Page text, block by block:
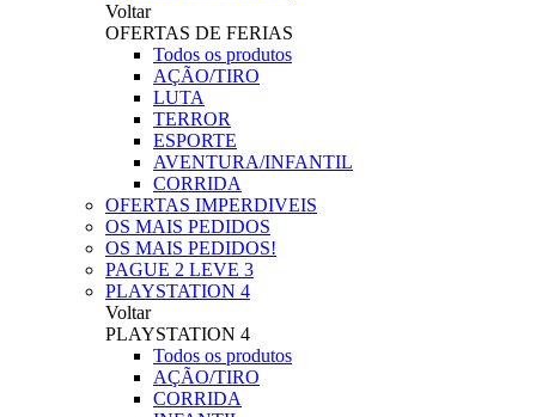
Voltar
OFERTAS DE FERIAS
Todos os produtos
AÇÃO/TIRO
LUTA
TERROR
ESPORTE
AVENTURA/INFANTIL
CORRIDA
OFERTAS IMPERDIVEIS
OS MAIS PEDIDOS
OS MAIS PEDIDOS!
PAGUE 2 LEVE 3
PLAYSTATION 4
Voltar
PLAYSTATION 4
Todos os produtos
AÇÃO/TIRO
CORRIDA